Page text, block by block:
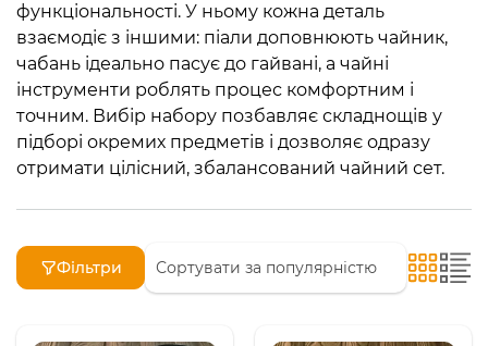
функціональності. У ньому кожна деталь
взаємодіє з іншими: піали доповнюють чайник,
чабань ідеально пасує до гайвані, а чайні
інструменти роблять процес комфортним і
точним. Вибір набору позбавляє складнощів у
підборі окремих предметів і дозволяє одразу
отримати цілісний, збалансований чайний сет.
Фільтри